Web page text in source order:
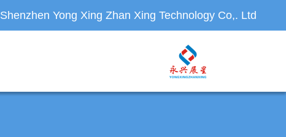
Shenzhen Yong Xing Zhan Xing Technology Co,. Ltd.